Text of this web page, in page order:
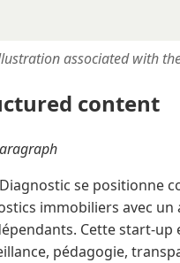
associated with
content
se positionne
immobiliers avec
Cette start-up
pédagogie,